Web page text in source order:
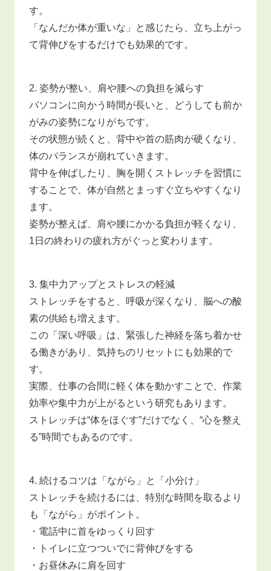
す。
「なんだか体が重いな」と感じたら、立ち上がっ
て背伸びをするだけでも効果的です。
2. 姿勢が整い、肩や腰への負担を減らす
パソコンに向かう時間が長いと、どうしても前か
がみの姿勢になりがちです。
その状態が続くと、背中や首の筋肉が硬くなり、
体のバランスが崩れていきます。
背中を伸ばしたり、胸を開くストレッチを習慣に
することで、体が自然とまっすぐ立ちやすくなり
ます。
姿勢が整えば、肩や腰にかかる負担が軽くなり、
1日の終わりの疲れ方がぐっと変わります。
3. 集中力アップとストレスの軽減
ストレッチをすると、呼吸が深くなり、脳への酸
素の供給も増えます。
この「深い呼吸」は、緊張した神経を落ち着かせ
る働きがあり、気持ちのリセットにも効果的で
す。
実際、仕事の合間に軽く体を動かすことで、作業
効率や集中力が上がるという研究もあります。
ストレッチは“体をほぐす”だけでなく、“心を整え
る”時間でもあるのです。
4. 続けるコツは「ながら」と「小分け」
ストレッチを続けるには、特別な時間を取るより
も「ながら」がポイント。
・電話中に首をゆっくり回す
・トイレに立つついでに背伸びをする
・お昼休みに肩を回す